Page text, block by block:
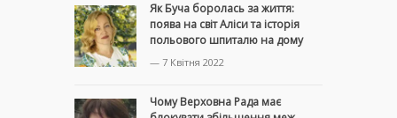
Як Буча боролась за життя:
поява на світ Аліси та історія
польового шпиталю на дому
— 7 Квітня 2022
Чому Верховна Рада має